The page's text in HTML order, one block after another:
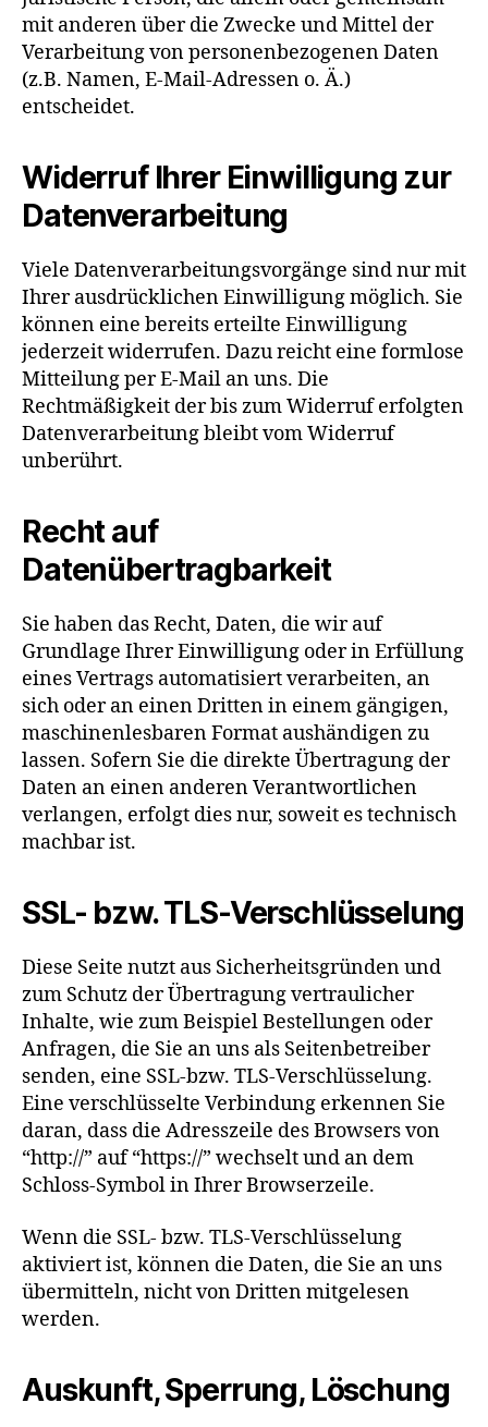
mit anderen über die Zwecke und Mittel der
Verarbeitung von personenbezogenen Daten
(z.B. Namen, E-Mail-Adressen o. Ä.)
entscheidet.
Widerruf Ihrer Einwilligung zur
Datenverarbeitung
Viele Datenverarbeitungsvorgänge sind nur mit
Ihrer ausdrücklichen Einwilligung möglich. Sie
können eine bereits erteilte Einwilligung
jederzeit widerrufen. Dazu reicht eine formlose
Mitteilung per E-Mail an uns. Die
Rechtmäßigkeit der bis zum Widerruf erfolgten
Datenverarbeitung bleibt vom Widerruf
unberührt.
Recht auf
Datenübertragbarkeit
Sie haben das Recht, Daten, die wir auf
Grundlage Ihrer Einwilligung oder in Erfüllung
eines Vertrags automatisiert verarbeiten, an
sich oder an einen Dritten in einem gängigen,
maschinenlesbaren Format aushändigen zu
lassen. Sofern Sie die direkte Übertragung der
Daten an einen anderen Verantwortlichen
verlangen, erfolgt dies nur, soweit es technisch
machbar ist.
SSL- bzw. TLS-Verschlüsselung
Diese Seite nutzt aus Sicherheitsgründen und
zum Schutz der Übertragung vertraulicher
Inhalte, wie zum Beispiel Bestellungen oder
Anfragen, die Sie an uns als Seitenbetreiber
senden, eine SSL-bzw. TLS-Verschlüsselung.
Eine verschlüsselte Verbindung erkennen Sie
daran, dass die Adresszeile des Browsers von
“http://” auf “https://” wechselt und an dem
Schloss-Symbol in Ihrer Browserzeile.
Wenn die SSL- bzw. TLS-Verschlüsselung
aktiviert ist, können die Daten, die Sie an uns
übermitteln, nicht von Dritten mitgelesen
werden.
Auskunft, Sperrung, Löschung